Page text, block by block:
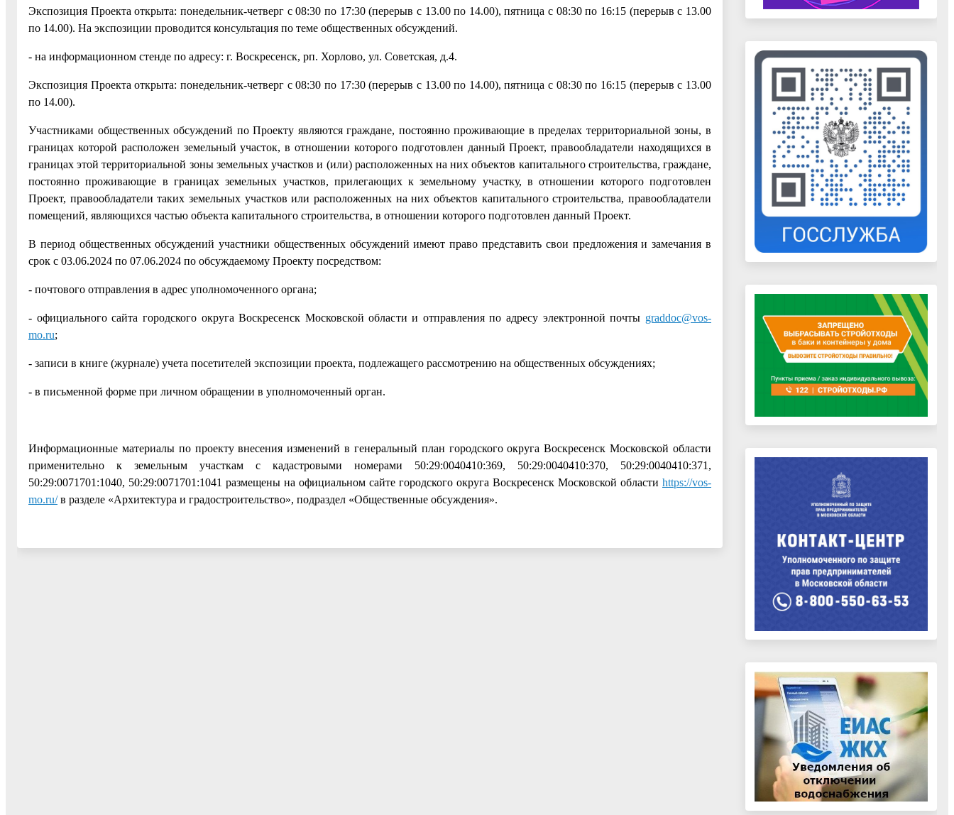
Экспозиция Проекта открыта: понедельник-четверг с 08:30 по 17:30 (перерыв с 13.00 по 14.00), пятница с 08:30 по 16:15 (перерыв с 13.00
по 14.00). На экспозиции проводится консультация по теме общественных обсуждений.
- на информационном стенде по адресу: г. Воскресенск, рп. Хорлово, ул. Советская, д.4.
Экспозиция Проекта открыта: понедельник-четверг с 08:30 по 17:30 (перерыв с 13.00 по 14.00), пятница с 08:30 по 16:15 (перерыв с 13.00
по 14.00).
Участниками общественных обсуждений по Проекту являются граждане, постоянно проживающие в пределах территориальной зоны, в
границах которой расположен земельный участок, в отношении которого подготовлен данный Проект, правообладатели находящихся в
границах этой территориальной зоны земельных участков и (или) расположенных на них объектов капитального строительства, граждане,
постоянно проживающие в границах земельных участков, прилегающих к земельному участку, в отношении которого подготовлен
Проект, правообладатели таких земельных участков или расположенных на них объектов капитального строительства, правообладатели
помещений, являющихся частью объекта капитального строительства, в отношении которого подготовлен данный Проект.
В период общественных обсуждений участники общественных обсуждений имеют право представить свои предложения и замечания в
срок с 03.06.2024 по 07.06.2024 по обсуждаемому Проекту посредством:
- почтового отправления в адрес уполномоченного органа;
- официального сайта городского округа Воскресенск Московской области и отправления по адресу электронной почты graddoc@vos-
mo.ru;
- записи в книге (журнале) учета посетителей экспозиции проекта, подлежащего рассмотрению на общественных обсуждениях;
- в письменной форме при личном обращении в уполномоченный орган.
Информационные материалы по проекту внесения изменений в генеральный план городского округа Воскресенск Московской области
применительно к земельным участкам с кадастровыми номерами 50:29:0040410:369, 50:29:0040410:370, 50:29:0040410:371,
50:29:0071701:1040, 50:29:0071701:1041 размещены на официальном сайте городского округа Воскресенск Московской области https://vos-
mo.ru/в разделе «Архитектура и градостроительство», подраздел «Общественные обсуждения».